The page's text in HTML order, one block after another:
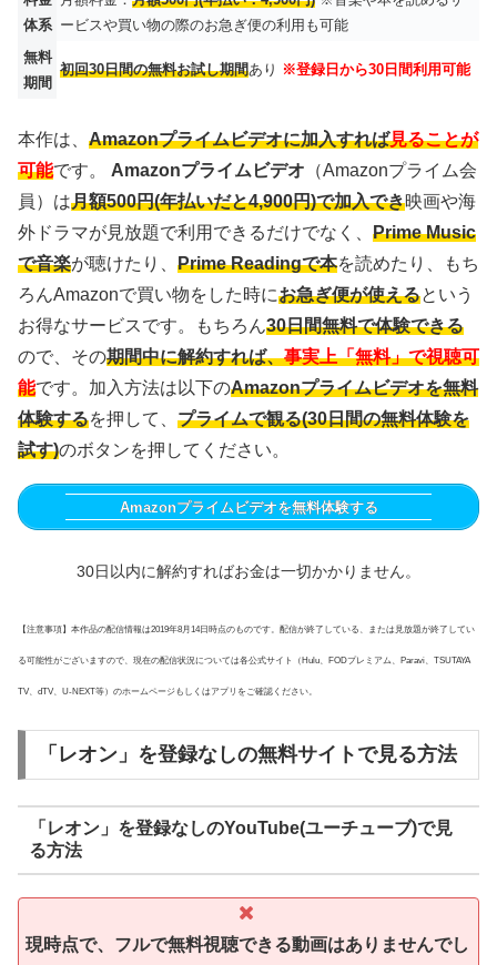
体系 ービスや買い物の際のお急ぎ便の利用も可能
無料
期間
初回30日間の無料お試し期間あり ※登録日から30日間利用可能
本作は、 Amazonプライムビデオに加入すれば見ることが
可能です。 Amazonプライムビデオ （Amazonプライム会
員）は月額500円(年払いだと4,900円)で加入でき映画や海
外ドラマが見放題で利用できるだけでなく、 Prime Music
で音楽が聴けたり、 Prime Readingで本を読めたり、もち
ろんAmazonで買い物をした時にお急ぎ便が使えるという
お得なサービスです。もちろん30日間無料で体験できる
ので、その期間中に解約すれば、事実上「無料」で視聴可
能です。加入方法は以下のAmazonプライムビデオを無料
体験するを押して、 プライムで観る(30日間の無料体験を
試す)のボタンを押してください。
Amazonプライムビデオを無料体験する
30日以内に解約すればお金は一切かかりません。
【注意事項】本作品の配信情報は2019年8月14日時点のものです。配信が終了している、または見放題が終了してい
る可能性がございますので、現在の配信状況については各公式サイト（Hulu、FODプレミアム、Paravi、TSUTAYA
TV、dTV、U-NEXT等）のホームページもしくはアプリをご確認ください。
「レオン」を登録なしの無料サイトで見る方法
「レオン」を登録なしのYouTube(ユーチューブ)で見
る方法
現時点で、フルで無料視聴できる動画はありませんでし